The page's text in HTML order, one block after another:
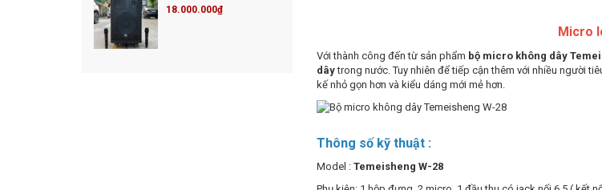
Micro
Với thành công đến từ sản phẩm bộ micro không dây
dâytrong nước. Tuy nhiên để tiếp cận thêm với nhiều người
kế nhỏ gọn hơn và kiểu dáng mới mẻ hơn.
Thông số kỹ thuật :
Model : Temeisheng W-28
18.000.000₫